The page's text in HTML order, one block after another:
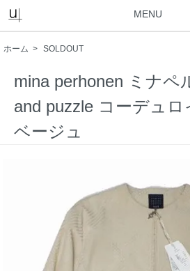
MENU
ホーム > SOLDOUT
mina perhonen ミナペ
and puzzle コーデュ
ベージュ